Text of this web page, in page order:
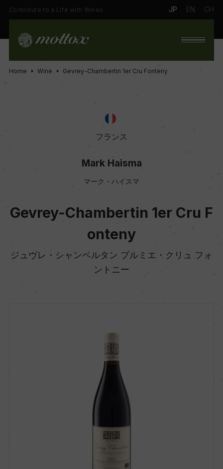
Contribute to a Life with Wines. JP EN CH
Home Wine Gevrey-Chambertin 1er Cru Fonteny
フランス
Mark Haisma
マーク・ハイスマ
Gevrey-Chambertin 1er Cru F
onteny
ジュヴレ・シャンベルタン プルミエ・クリュ フォ
ントニー